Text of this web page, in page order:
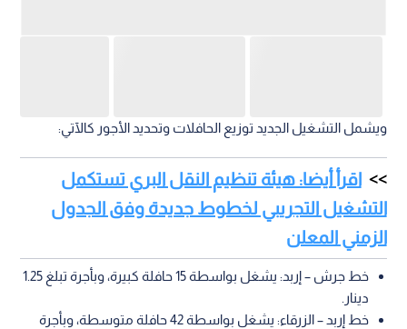
ويشمل التشغيل الجديد توزيع الحافلات وتحديد الأجور كالآتي:
اقرأ أيضا: هيئة تنظيم النقل البري تستكمل
التشغيل التجريبي لخطوط جديدة وفق الجدول
الزمني المعلن
خط جرش – إربد: يشغل بواسطة 15 حافلة كبيرة، وبأجرة تبلغ 1.25
دينار.
خط إربد – الزرقاء: يشغل بواسطة 42 حافلة متوسطة، وبأجرة